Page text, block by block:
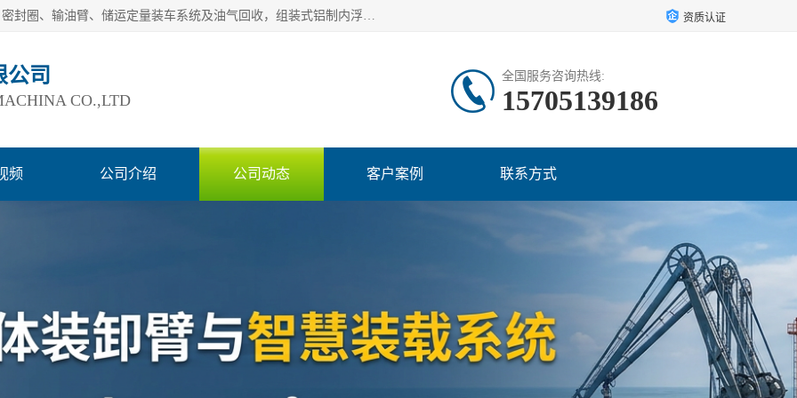
连云港爱德石化机械有限公司主要产品有：鹤管、旋转接头、密封圈、输油臂、储运定量装车系统及油气回收，组装式铝制内浮盘及油罐附件、钢结构栈桥/平台、活动梯、紧急脱离拉断阀等。完备的制造和检测手段以及高素质的员工确保了产品的质量。 资质认证
公司
CO.,LTD
全国服务咨询热线:
15705139186
频 公司介绍 公司动态 客户案例 联系方式